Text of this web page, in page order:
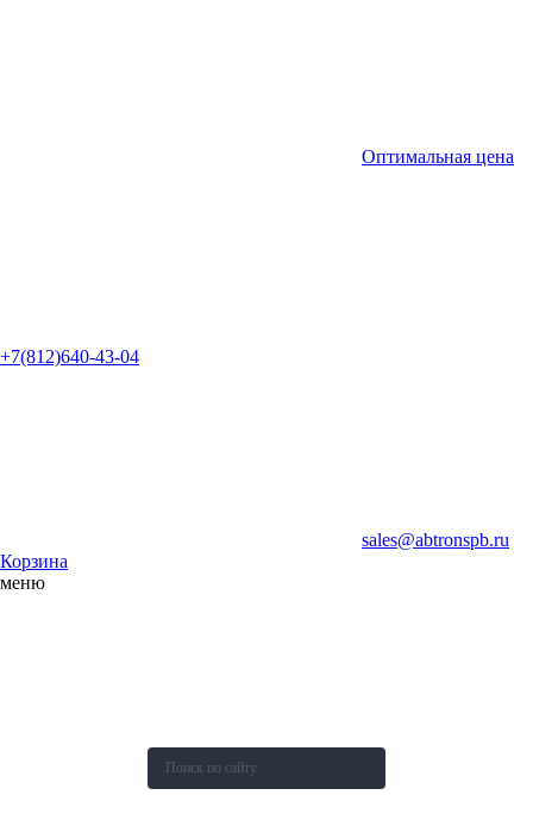
Оптимальная цена
+7(812)640-43-04
sales@abtronspb.ru
Корзина
меню